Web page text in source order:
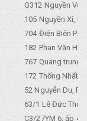
Q312 Nguyền
105 Nguyền Xí,
704 Điện Biên
182 Phan Văn
767 Quang trung,
172 Thống Nhất.
52 Nguyễn Du,
63/1 Lê Đức Thọ,
C3/27YM 6, ấp 4,